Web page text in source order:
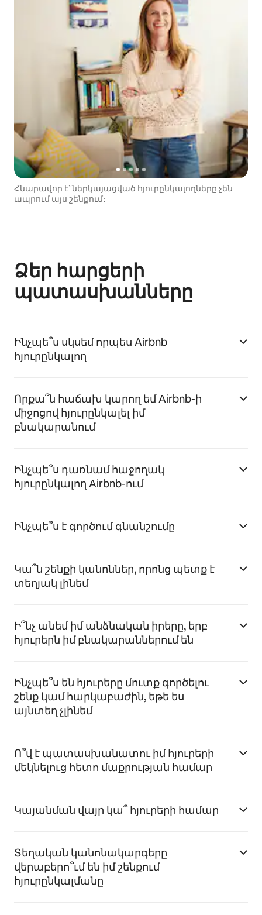
Հնարավոր է՝ ներկայացված հյուրընկալողները չեն
ապրում այս շենքում։
Ձեր հարցերի
պատասխանները
Ինչպե՞ս սկսեմ որպես Airbnb
հյուրընկալող
Որքա՞ն հաճախ կարող եմ Airbnb-ի
միջոցով հյուրընկալել իմ
բնակարանում
Ինչպե՞ս դառնամ հաջողակ
հյուրընկալող Airbnb-ում
Ինչպե՞ս է գործում գնանշումը
Կա՞ն շենքի կանոններ, որոնց պետք է
տեղյակ լինեմ
Ի՞նչ անեմ իմ անձնական իրերը, երբ
հյուրերն իմ բնակարաններում են
Ինչպե՞ս են հյուրերը մուտք գործելու
շենք կամ հարկաբաժին, եթե ես
այնտեղ չլինեմ
Ո՞վ է պատասխանատու իմ հյուրերի
մեկնելուց հետո մաքրության համար
Կայանման վայր կա՞ հյուրերի համար
Տեղական կանոնակարգերը
վերաբերո՞ւմ են իմ շենքում
հյուրընկալմանը